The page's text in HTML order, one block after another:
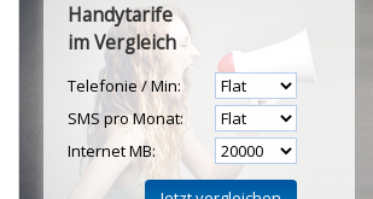
Handytarife
im Vergleich
Telefonie / Min:
SMS pro Monat:
Internet MB: